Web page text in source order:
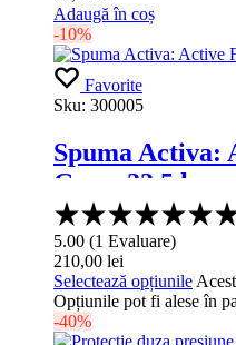
Adaugă în coș
-10%
Favorite
Sku: 300005
Spuma Activa:
Grass 22,5 kg
5.00 (1 Evaluare)
210,00 lei
Selectează opțiunile
Opțiunile pot fi alese în
-40%